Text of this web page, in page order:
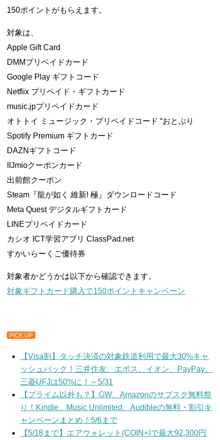
150ポイントがもらえます。
対象は、
Apple Gift Card
DMMプリペイドカード
Google Play ギフトコード
Netflix プリペイド・ギフトカード
music.jpプリペイドカード
オトトイ ミュージック・プリペイドコード “おとぷり
Spotify Premium ギフトカード
DAZNギフトコード
IIJmioクーポンカード
出前館クーポン
Steam『龍が如く 維新! 極』ダウンロードコード
Meta Quest デジタルギフトカード
LINEプリペイドカード
カシオ ICT学習アプリ ClassPad.net
すかいらーくご優待券
対象者かどうかは以下から確認できます。
対象ギフトカード購入で150ポイントキャンペーン
PICK UP
【Visa割】タッチ決済の対象鉄道利用で最大30%キャ
ッシュバック！三井住友、エポス、イオン、PayPay、
三菱UFJは50%に！～5/31
【プライム以外も？】GW、Amazonのサブスク無料祭
り！Kindle、Music Unlimited、Audibleの無料・割引キ
ャンペーンまとめ！5/6まで
【5/18まで】エアウォレット(COIN+)で最大92,300円